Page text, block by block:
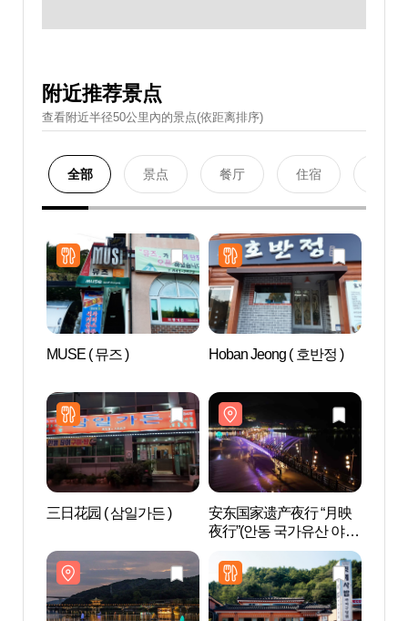
附近推荐景点
查看附近半径50公里內的景点(依距离排序)
全部 景点 餐厅 住宿
MUSE ( 뮤즈 ) Hoban Jeong ( 호반정 )
三日花园 ( 삼일가든 )
安东国家遗产夜行 “月映
夜行”(안동 국가유산 야행
"월영야행")